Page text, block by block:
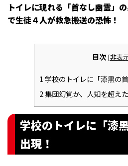
トイレに現れる「首なし幽霊」
で生徒４人が救急搬送の恐怖！
目次 [非表
1学校のトイレに「漆黒の
2集団幻覚か、人知を超え
学校のトイレに「漆
出現！